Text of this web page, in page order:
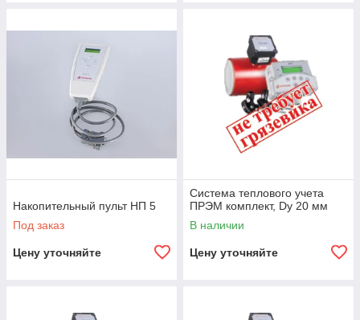
Накопительный пульт НП 5
Под заказ
Цену уточняйте
Система теплового учета
ПРЭМ комплект, Dy 20 мм
В наличии
Цену уточняйте